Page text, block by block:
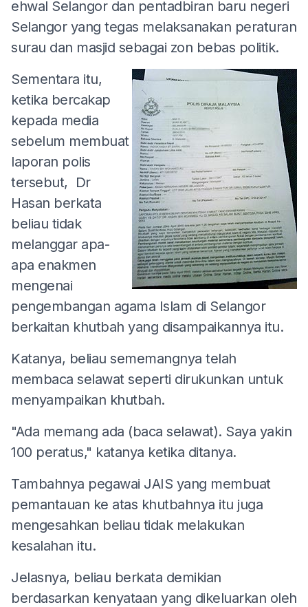
ehwal Selangor dan pentadbiran baru negeri
Selangor yang tegas melaksanakan peraturan
surau dan masjid sebagai zon bebas politik.
Sementara itu,
ketika bercakap
kepada media
sebelum membuat
laporan polis
tersebut, Dr
Hasan berkata
beliau tidak
melanggar apa-
apa enakmen
mengenai
pengembangan agama Islam di Selangor
berkaitan khutbah yang disampaikannya itu.
Katanya, beliau sememangnya telah
membaca selawat seperti dirukunkan untuk
menyampaikan khutbah.
"Ada memang ada (baca selawat). Saya yakin
100 peratus," katanya ketika ditanya.
Tambahnya pegawai JAIS yang membuat
pemantauan ke atas khutbahnya itu juga
mengesahkan beliau tidak melakukan
kesalahan itu.
Jelasnya, beliau berkata demikian
berdasarkan kenyataan yang dikeluarkan oleh